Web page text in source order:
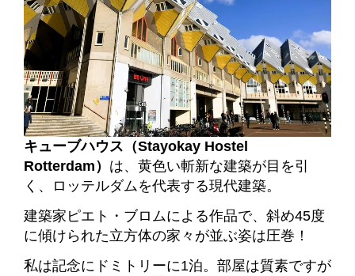
キューブハウス（Stayokay Hostel
Rotterdam） は、黄色い斬新な建築が目を引
く、ロッテルダムを代表する現代建築。
建築家ピエト・ブロムによる作品で、斜め45度
に傾けられた立方体の家々が並ぶ姿は圧巻！
私は記念にドミトリーに1泊。部屋は質素ですが